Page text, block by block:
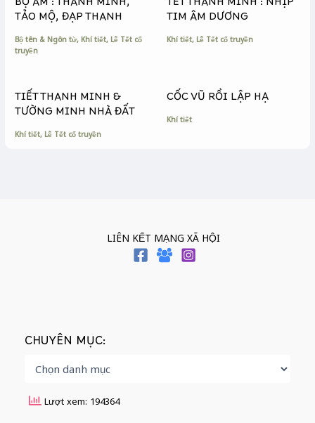
r
BỘ ÂM : THANH MINH,
TẢO MỘ, ĐẠP THANH
Bộ tên & Ngôn từ, Khí tiết, Lễ Tết cổ
truyền
TẾT THANH MINH : NHỊP
TIM ÂM DƯƠNG
Khí tiết, Lễ Tết cổ truyền
TIẾT THANH MINH &
TƯỜNG MINH NHÀ ĐẤT
Khí tiết, Lễ Tết cổ truyền
CỐC VŨ RỒI LẬP HẠ
Khí tiết
LIÊN KẾT MẠNG XÃ HỘI
CHUYÊN MỤC:
Lượt xem: 194364